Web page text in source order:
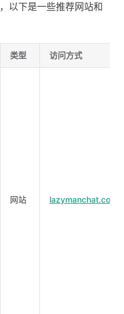
以下是一些推荐网站和
类型 访问方式
网站 lazymanchat.com